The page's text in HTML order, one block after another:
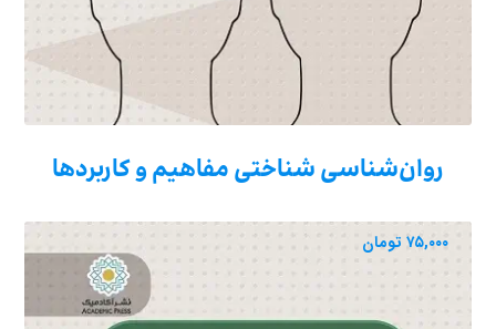
روان‌شناسی شناختی مفاهیم و کاربردها
۷۵,۰۰۰ تومان